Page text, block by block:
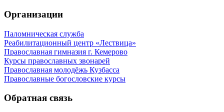
Организации
Паломническая служба
Реабилитационный центр «Лествица»
Православная гимназия г. Кемерово
Курсы православных звонарей
Православная молодёжь Кузбасса
Православные богословские курсы
Обратная связь